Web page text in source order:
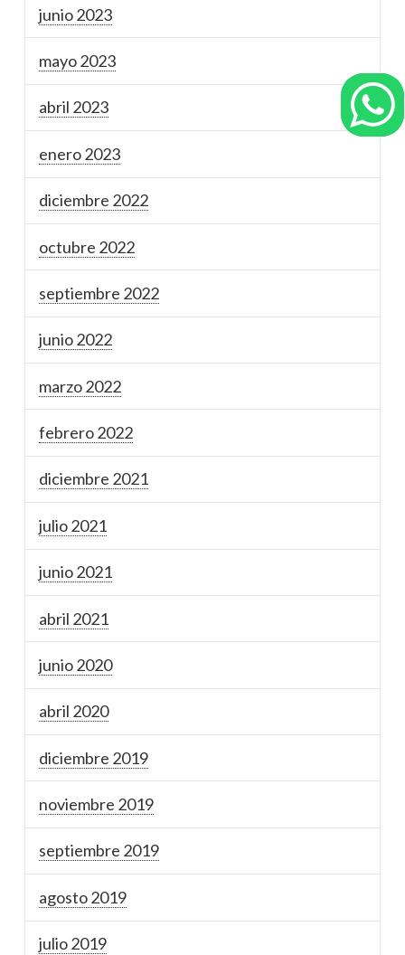
junio 2023
mayo 2023
abril 2023
enero 2023
diciembre 2022
octubre 2022
septiembre 2022
junio 2022
marzo 2022
febrero 2022
diciembre 2021
julio 2021
junio 2021
abril 2021
junio 2020
abril 2020
diciembre 2019
noviembre 2019
septiembre 2019
agosto 2019
julio 2019